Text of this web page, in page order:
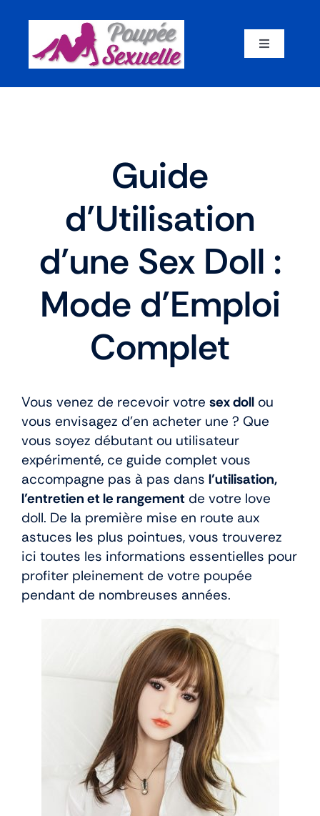
content
Toggle
Par matériaux
Par taille
Sex dolls en promotion
Aide
Guides
Paiement
Contact
Livraison
Guide
d’Utilisation
d’une Sex Doll :
Mode d’Emploi
Complet
Vous venez de recevoir votre sex doll ou
vous envisagez d’en acheter une ? Que
vous soyez débutant ou utilisateur
expérimenté, ce guide complet vous
accompagne pas à pas dans l’utilisation,
l’entretien et le rangement de votre love
doll. De la première mise en route aux
astuces les plus pointues, vous trouverez
ici toutes les informations essentielles pour
profiter pleinement de votre poupée
pendant de nombreuses années.